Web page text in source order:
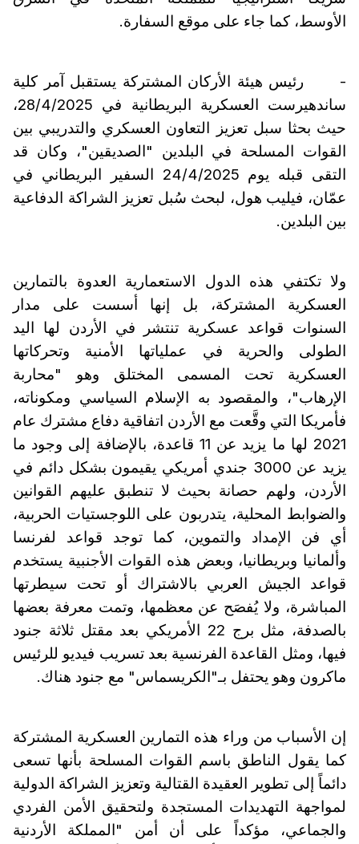
الأوسط، كما جاء على موقع السفارة.
- رئيس هيئة الأركان المشتركة يستقبل آمر كلية
ساندهيرست العسكرية البريطانية في 28/4/2025،
حيث بحثا سبل تعزيز التعاون العسكري والتدريبي بين
القوات المسلحة في البلدين "الصديقين"، وكان قد
التقى قبله يوم 24/4/2025 السفير البريطاني في
عمّان، فيليب هول، لبحث سُبل تعزيز الشراكة الدفاعية
بين البلدين.
ولا تكتفي هذه الدول الاستعمارية العدوة بالتمارين
العسكرية المشتركة، بل إنها أسست على مدار
السنوات قواعد عسكرية تنتشر في الأردن لها اليد
الطولى والحرية في عملياتها الأمنية وتحركاتها
العسكرية تحت المسمى المختلق وهو "محاربة
الإرهاب"، والمقصود به الإسلام السياسي ومكوناته،
فأمريكا التي وقَّعت مع الأردن اتفاقية دفاع مشترك عام
2021 لها ما يزيد عن 11 قاعدة، بالإضافة إلى وجود ما
يزيد عن 3000 جندي أمريكي يقيمون بشكل دائم في
الأردن، ولهم حصانة بحيث لا تنطبق عليهم القوانين
والضوابط المحلية، يتدربون على اللوجستيات الحربية،
أي فن الإمداد والتموين، كما توجد قواعد لفرنسا
وألمانيا وبريطانيا، وبعض هذه القوات الأجنبية يستخدم
قواعد الجيش العربي بالاشتراك أو تحت سيطرتها
المباشرة، ولا يُفصَح عن معظمها، وتمت معرفة بعضها
بالصدفة، مثل برج 22 الأمريكي بعد مقتل ثلاثة جنود
فيها، ومثل القاعدة الفرنسية بعد تسريب فيديو للرئيس
ماكرون وهو يحتفل بـ"الكريسماس" مع جنود هناك.
إن الأسباب من وراء هذه التمارين العسكرية المشتركة
كما يقول الناطق باسم القوات المسلحة بأنها تسعى
دائماً إلى تطوير العقيدة القتالية وتعزيز الشراكة الدولية
لمواجهة التهديدات المستجدة ولتحقيق الأمن الفردي
والجماعي، مؤكداً على أن أمن "المملكة الأردنية